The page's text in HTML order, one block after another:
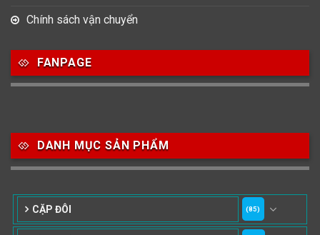
Chính sách vận chuyển
FANPAGE
DANH MỤC SẢN PHẨM
CẶP ĐÔI (85)